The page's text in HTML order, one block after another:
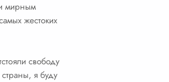
мирным
жестоких
свободу
я буду